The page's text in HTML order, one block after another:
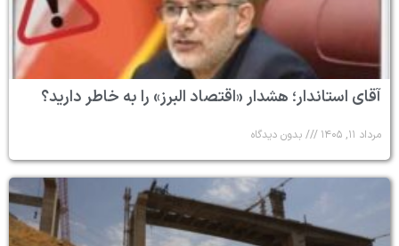
آقای استاندار؛ هشدار «اقتصاد البرز» را به خاطر دارید؟
مرداد ۱۱, ۱۴۰۵ بدون دیدگاه